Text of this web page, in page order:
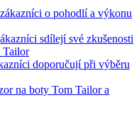
o pohodlí ‍a ⁣výkonu
sdílejí své zkušenosti
Tailor
doporučují při výběru
na boty Tom ‍Tailor ‍a